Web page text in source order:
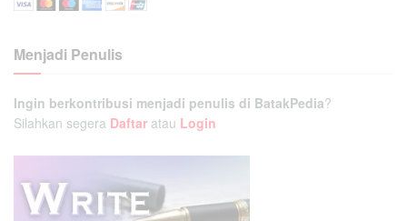
Menjadi Penulis
Ingin berkontribusi menjadi penulis di BatakPedia?
Silahkan segera Daftar atau Login